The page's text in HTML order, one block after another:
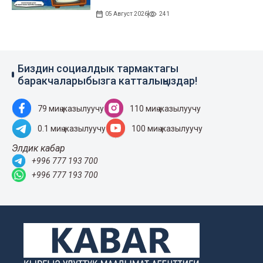
05 Август 2026 241
Биздин социалдык тармактагы
баракчаларыбызга катталыңыздар!
79 миң жазылуучу 110 миң жазылуучу
0.1 миң жазылуучу 100 миң жазылуучу
Элдик кабар
+996 777 193 700
+996 777 193 700